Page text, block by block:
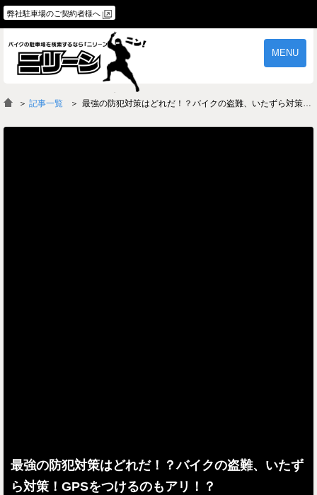
弊社駐車場のご契約者様へ
MENU
物件一覧 ご契約の流れ
よくあるご質問 駐車場オーナー様へ
＞ 記事一覧 最強の防犯対策はどれだ！？バイクの盗難、いたずら対策！GPSをつけるのもアリ！？
最強の防犯対策はどれだ！？バイクの盗難、いたず
ら対策！GPSをつけるのもアリ！？